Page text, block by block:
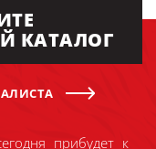
КАТАЛОГ
прибудет к